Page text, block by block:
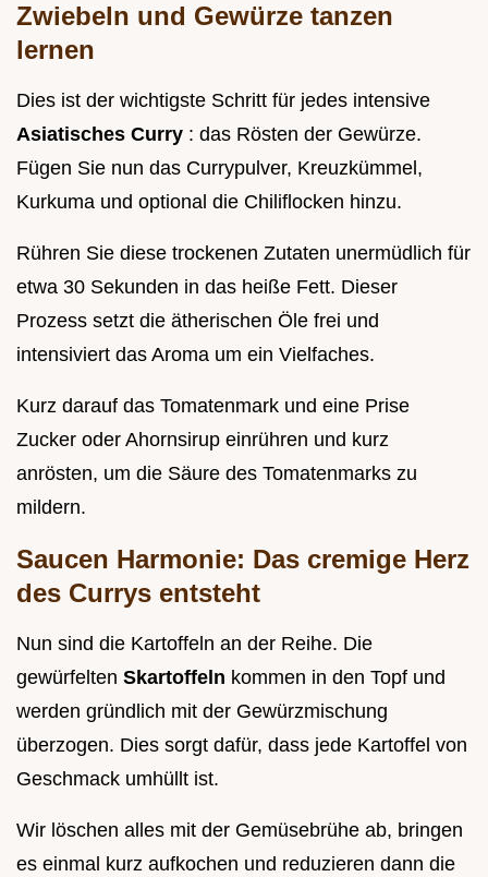
Zwiebeln und Gewürze tanzen
lernen
Dies ist der wichtigste Schritt für jedes intensive
Asiatisches Curry : das Rösten der Gewürze.
Fügen Sie nun das Currypulver, Kreuzkümmel,
Kurkuma und optional die Chiliflocken hinzu.
Rühren Sie diese trockenen Zutaten unermüdlich für
etwa 30 Sekunden in das heiße Fett. Dieser
Prozess setzt die ätherischen Öle frei und
intensiviert das Aroma um ein Vielfaches.
Kurz darauf das Tomatenmark und eine Prise
Zucker oder Ahornsirup einrühren und kurz
anrösten, um die Säure des Tomatenmarks zu
mildern.
Saucen Harmonie: Das cremige Herz
des Currys entsteht
Nun sind die Kartoffeln an der Reihe. Die
gewürfelten Skartoffeln kommen in den Topf und
werden gründlich mit der Gewürzmischung
überzogen. Dies sorgt dafür, dass jede Kartoffel von
Geschmack umhüllt ist.
Wir löschen alles mit der Gemüsebrühe ab, bringen
es einmal kurz aufkochen und reduzieren dann die